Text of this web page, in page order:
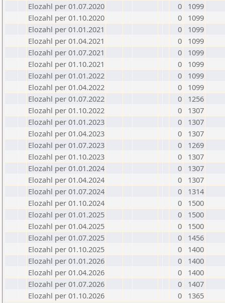
Elozahl per 01.07.2020
0
1099
Elozahl per 01.10.2020
0
1099
Elozahl per 01.01.2021
0
1099
Elozahl per 01.04.2021
0
1099
Elozahl per 01.07.2021
0
1099
Elozahl per 01.10.2021
0
1099
Elozahl per 01.01.2022
0
1099
Elozahl per 01.04.2022
0
1099
Elozahl per 01.07.2022
0
1256
Elozahl per 01.10.2022
0
1307
Elozahl per 01.01.2023
0
1307
Elozahl per 01.04.2023
0
1307
Elozahl per 01.07.2023
0
1269
Elozahl per 01.10.2023
0
1307
Elozahl per 01.01.2024
0
1307
Elozahl per 01.04.2024
0
1307
Elozahl per 01.07.2024
0
1314
Elozahl per 01.10.2024
0
1500
Elozahl per 01.01.2025
0
1500
Elozahl per 01.04.2025
0
1500
Elozahl per 01.07.2025
0
1456
Elozahl per 01.10.2025
0
1400
Elozahl per 01.01.2026
0
1400
Elozahl per 01.04.2026
0
1400
Elozahl per 01.07.2026
0
1407
Elozahl per 01.10.2026
0 1365